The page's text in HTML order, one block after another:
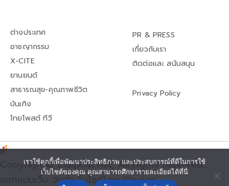
ต่างประเทศ
อาชญากรรม
X-CITE
ยานยนต์
สาธารณสุข-คุณภาพชีวิต
บันเทิง
ไทยโพสต์ ทีวี
PR & PRESS
เกี่ยวกับเรา
ติดต่อและ สนับสนุน
Privacy Policy
Copyright© thaipost.net, All rights reserved.,
ออกแบบเว็บ จัดทำเว็บไซต์โดย iDesign
เราใช้คุกกี้เพื่อพัฒนาประสิทธิภาพ และประสบการณ์ที่ดีในการใช้
เว็บไซต์ของคุณ คุณสามารถศึกษารายละเอียดได้ที่นี่